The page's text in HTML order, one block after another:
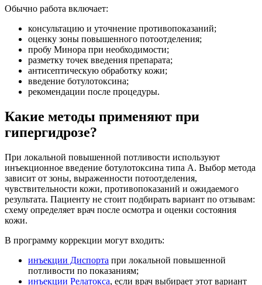
Обычно работа включает:
консультацию и уточнение противопоказаний;
оценку зоны повышенного потоотделения;
пробу Минора при необходимости;
разметку точек введения препарата;
антисептическую обработку кожи;
введение ботулотоксина;
рекомендации после процедуры.
Какие методы применяют при
гипергидрозе?
При локальной повышенной потливости используют
инъекционное введение ботулотоксина типа А. Выбор метода
зависит от зоны, выраженности потоотделения,
чувствительности кожи, противопоказаний и ожидаемого
результата. Пациенту не стоит подбирать вариант по отзывам:
схему определяет врач после осмотра и оценки состояния
кожи.
В программу коррекции могут входить:
инъекции Диспорта при локальной повышенной
потливости по показаниям;
инъекции Релатокса, если врач выбирает этот вариант